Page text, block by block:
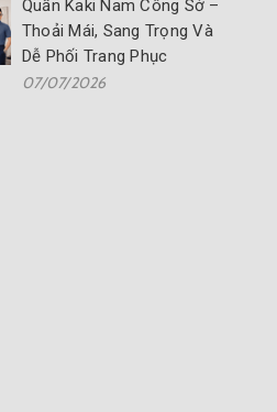
Quần Kaki Nam Công Sở –
Thoải Mái, Sang Trọng Và
Dễ Phối Trang Phục
07/07/2026